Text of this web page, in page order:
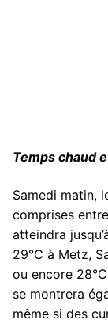
Temps chaud
Samedi matin,
comprises
atteindra
29°C à Metz,
ou encore
se montrera
même si des